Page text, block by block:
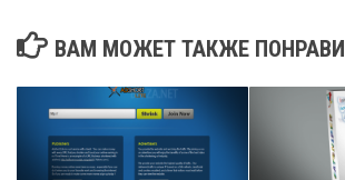
ВАМ МОЖЕТ ТАКЖЕ